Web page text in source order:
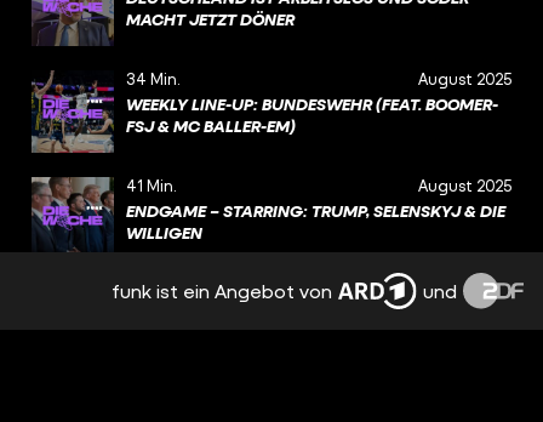
MACHT JETZT DÖNER
34 Min. August 2025
WEEKLY LINE-UP: BUNDESWEHR (FEAT. BOOMER-
FSJ & MC BALLER-EM)
41 Min. August 2025
ENDGAME – STARRING: TRUMP, SELENSKYJ & DIE
WILLIGEN
46 Min. August 2025
funk ist ein Angebot von und